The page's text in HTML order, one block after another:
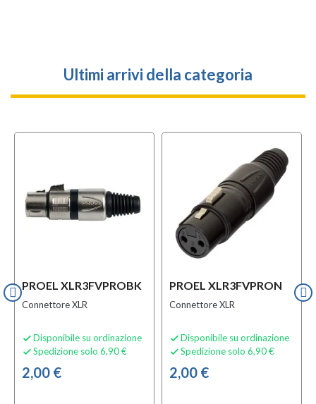
Ultimi arrivi della categoria
PROEL XLR3FVPROBK
Connettore XLR
 Disponibile su ordinazione
 Spedizione solo 6,90 €
2,00 €
PROEL XLR3FVPRON
Connettore XLR
 Disponibile su ordinazione
 Spedizione solo 6,90 €
2,00 €